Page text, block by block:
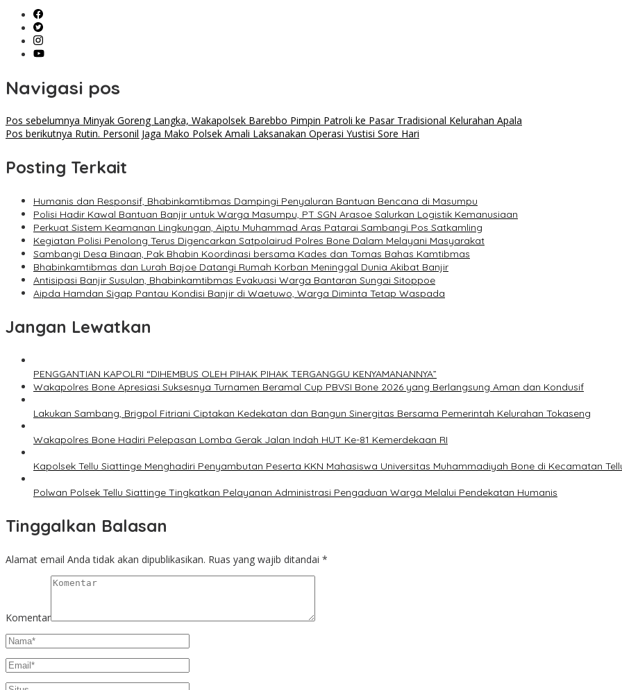
Navigasi pos
Pos sebelumnya Minyak Goreng Langka, Wakapolsek Barebbo Pimpin Patroli ke Pasar Tradisional Kelurahan Apala
Pos berikutnya Rutin. Personil Jaga Mako Polsek Amali Laksanakan Operasi Yustisi Sore Hari
Posting Terkait
Humanis dan Responsif, Bhabinkamtibmas Dampingi Penyaluran Bantuan Bencana di Masumpu
Polisi Hadir Kawal Bantuan Banjir untuk Warga Masumpu, PT SGN Arasoe Salurkan Logistik Kemanusiaan
Perkuat Sistem Keamanan Lingkungan, Aiptu Muhammad Aras Patarai Sambangi Pos Satkamling
Kegiatan Polisi Penolong Terus Digencarkan Satpolairud Polres Bone Dalam Melayani Masyarakat
Sambangi Desa Binaan, Pak Bhabin Koordinasi bersama Kades dan Tomas Bahas Kamtibmas
Bhabinkamtibmas dan Lurah Bajoe Datangi Rumah Korban Meninggal Dunia Akibat Banjir
Antisipasi Banjir Susulan, Bhabinkamtibmas Evakuasi Warga Bantaran Sungai Sitoppoe
Aipda Hamdan Sigap Pantau Kondisi Banjir di Waetuwo, Warga Diminta Tetap Waspada
Jangan Lewatkan
PENGGANTIAN KAPOLRI “DIHEMBUS OLEH PIHAK PIHAK TERGANGGU KENYAMANANNYA”
Wakapolres Bone Apresiasi Suksesnya Turnamen Beramal Cup PBVSI Bone 2026 yang Berlangsung Aman dan Kondusif
Lakukan Sambang, Brigpol Fitriani Ciptakan Kedekatan dan Bangun Sinergitas Bersama Pemerintah Kelurahan Tokaseng
Wakapolres Bone Hadiri Pelepasan Lomba Gerak Jalan Indah HUT Ke-81 Kemerdekaan RI
Kapolsek Tellu Siattinge Menghadiri Penyambutan Peserta KKN Mahasiswa Universitas Muhammadiyah Bone di Kecamatan
Polwan Polsek Tellu Siattinge Tingkatkan Pelayanan Administrasi Pengaduan Warga Melalui Pendekatan Humanis
Tinggalkan Balasan
Alamat email Anda tidak akan dipublikasikan. Ruas yang wajib ditandai *
Komentar